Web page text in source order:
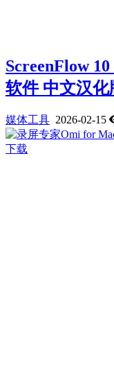
ScreenFlow
软件 中文汉化
媒体工具 2026-02-15